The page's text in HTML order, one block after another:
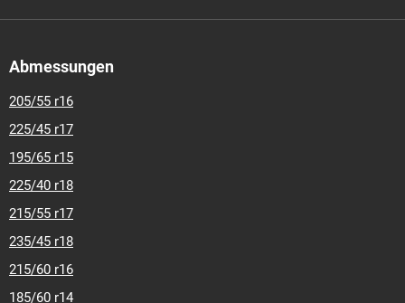
Abmessungen
205/55 r16
225/45 r17
195/65 r15
225/40 r18
215/55 r17
235/45 r18
215/60 r16
185/60 r14